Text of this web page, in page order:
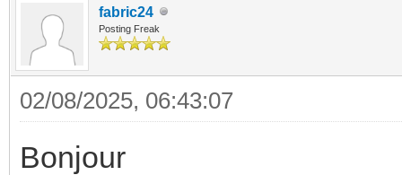
fabric24
Posting Freak
02/08/2025, 06:43:07
Bonjour